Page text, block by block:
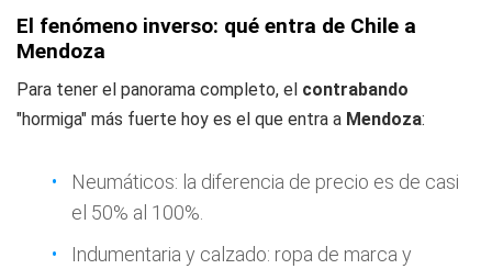
El fenómeno inverso: qué entra de Chile a
Mendoza
Para tener el panorama completo, el contrabando
"hormiga" más fuerte hoy es el que entra a Mendoza:
Neumáticos: la diferencia de precio es de casi
el 50% al 100%.
Indumentaria y calzado: ropa de marca y